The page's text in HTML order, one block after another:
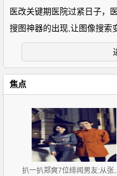
搜图神器的出现,让图像搜索
焦点
扒一扒郑爽7位绯闻男友:从张翰胡彦斌再到杨洋井柏然